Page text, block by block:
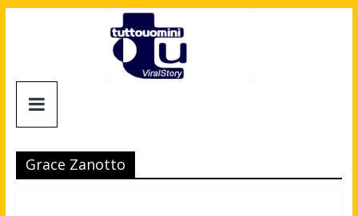
Tuttouomini
Tv,
Cinema,
Grace Zanotto